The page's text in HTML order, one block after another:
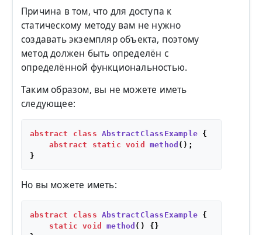
Причина в том, что для доступа к
статическому методу вам не нужно
создавать экземпляр объекта, поэтому
метод должен быть определён с
определённой функциональностью.
Таким образом, вы не можете иметь
следующее:
abstract class AbstractClassExample {
abstract
static void method () ;
Но вы можете иметь:
abstract class AbstractClassExample {
static
void method ()
{}